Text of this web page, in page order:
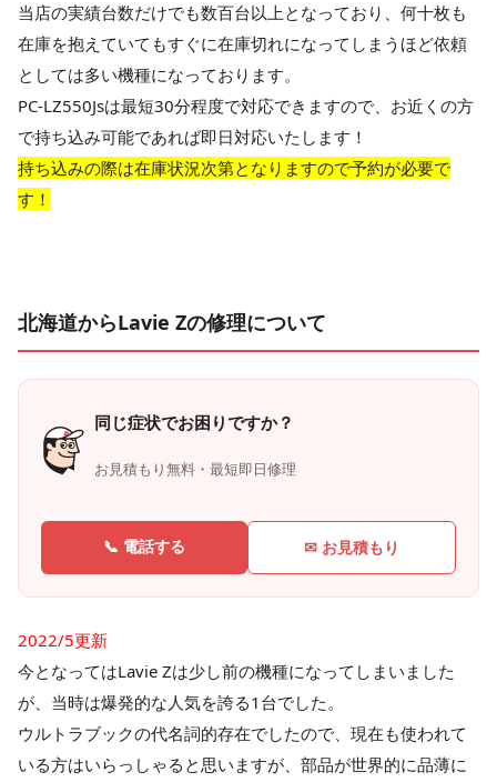
当店の実績台数だけでも数百台以上となっており、何十枚も
在庫を抱えていてもすぐに在庫切れになってしまうほど依頼
としては多い機種になっております。
PC-LZ550Jsは最短30分程度で対応できますので、お近くの方
で持ち込み可能であれば即日対応いたします！
持ち込みの際は在庫状況次第となりますので予約が必要で
す！
北海道からLavie Zの修理について
同じ症状でお困りですか？
お見積もり無料・最短即日修理
📞 電話する ✉ お見積もり
2022/5更新
今となってはLavie Zは少し前の機種になってしまいました
が、当時は爆発的な人気を誇る1台でした。
ウルトラブックの代名詞的存在でしたので、現在も使われて
いる方はいらっしゃると思いますが、部品が世界的に品薄に